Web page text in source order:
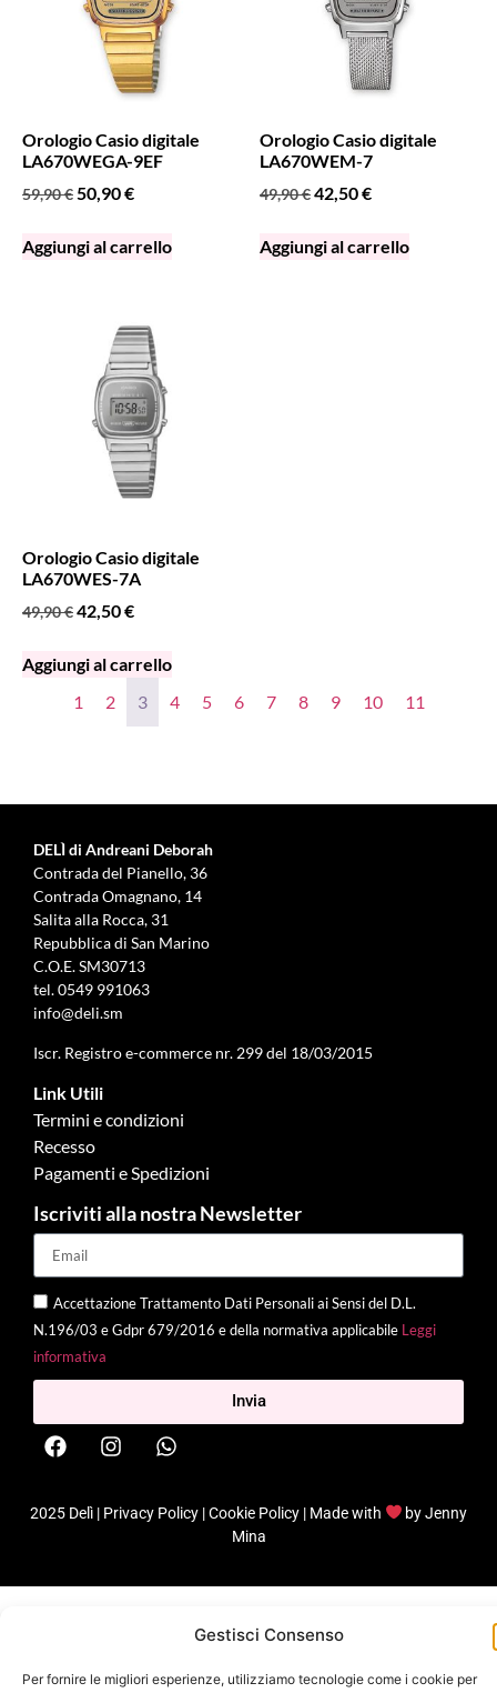
Gestisci Consenso
Per fornire le migliori esperienze, utilizziamo tecnologie come i cookie per
Orologio Casio digitale
LA670WEGA-9EF
59,90€50,90€
Aggiungi al carrello
Orologio Casio digitale
LA670WEM-7
49,90€42,50€
Aggiungi al carrello
Orologio Casio digitale
LA670WES-7A
49,90€42,50€
Aggiungi al carrello
1
2 3 4 5 6 7 8 9 10 11
DELÌ di Andreani Deborah
Contrada del Pianello, 36
Contrada Omagnano, 14
Salita alla Rocca, 31
Repubblica di San Marino
C.O.E. SM30713
tel.0549 991063
info@deli.sm
Iscr. Registro e-commerce nr. 299 del 18/03/2015
Link Utili
Termini e condizioni
Recesso
Pagamenti e Spedizioni
Iscriviti alla nostra Newsletter
Accettazione Trattamento Dati Personali ai Sensi del D.L.
N.196/03 e Gdpr 679/2016 e della normativa applicabile Leggi
informativa
Invia
2025 Delì | Privacy Policy|Cookie Policy| Made with byJenny
Mina